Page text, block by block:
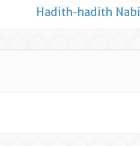
Hadith-hadith Nabi